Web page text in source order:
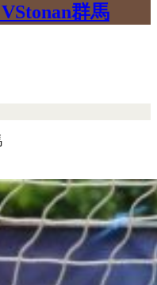
群馬